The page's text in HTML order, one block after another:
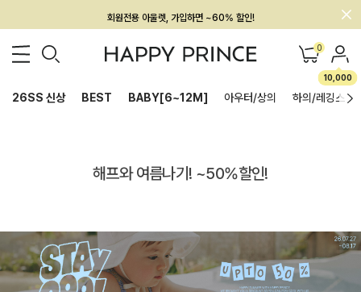
회원전용 아울렛, 가입하면 ~60% 할인!
멤버십 최대 28,000원 혜택 0
10,000
26SS 신상 BEST BABY[6~12M] 아우터/상의 하의/레깅스
해프와 여름나기! ~50%할인!